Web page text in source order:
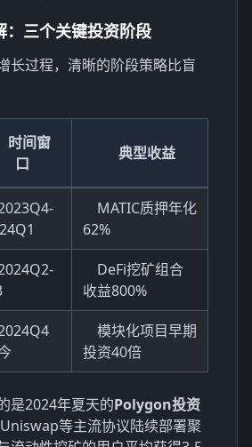
：三个关键投资阶段
长过程，清晰的阶段策略比盲
时间窗
口
典型收益
MATIC质押年化
62%
DeFi挖矿组合
收益800%
模块化项目早期
投资40倍
是2024年夏天的Polygon投资
等主流协议陆续部署聚